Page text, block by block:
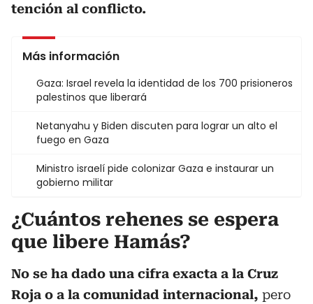
tención al conflicto.
Más información
Gaza: Israel revela la identidad de los 700 prisioneros
palestinos que liberará
Netanyahu y Biden discuten para lograr un alto el
fuego en Gaza
Ministro israelí pide colonizar Gaza e instaurar un
gobierno militar
¿Cuántos rehenes se espera
que libere Hamás?
No se ha dado una cifra exacta a la Cruz
Roja o a la comunidad internacional, pero